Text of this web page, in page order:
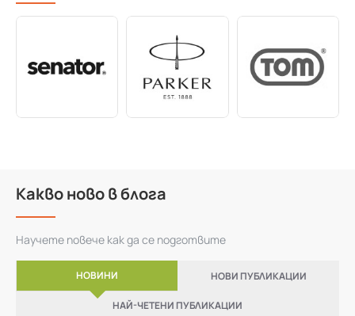
Какво ново в блога
НОВИНИ